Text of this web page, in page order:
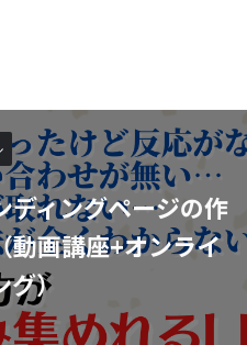
ディングページの作
動画講座+オンライ
）